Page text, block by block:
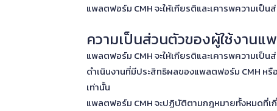
แพลตฟอร์ม CMH จะให้เกียรติและเคารพความเป็น
ความเป็นส่วนตัวของผู้ใช้งานแ
แพลตฟอร์ม CMH จะให้เกียรติและเคารพความเป็
ดำเนินงานที่มีประสิทธิผลของแพลตฟอร์ม CMH หรื
เท่านั้น
แพลตฟอร์ม CMH จะปฏิบัติตามกฎหมายทั้งหมดที่